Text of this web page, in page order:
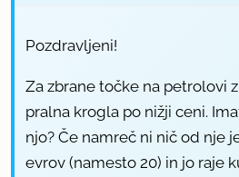
Pozdravljeni!
Za zbrane točke na petrolovi
pralna krogla po nižji ceni.
njo? Če namreč ni nič od nje
evrov (namesto 20) in jo raje